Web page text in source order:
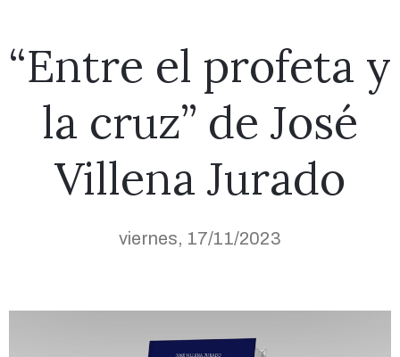
“Entre el profeta y
la cruz” de José
Villena Jurado
viernes, 17/11/2023